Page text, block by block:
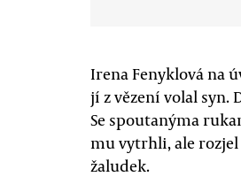
Irena Fenyklová na
jí z vězení volal syn.
Se spoutanýma
mu vytrhli, ale rozjel
žaludek.